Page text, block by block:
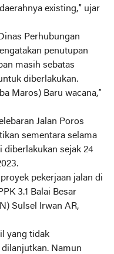
existing,” ujar
Perhubungan
penutupan
masih sebatas
diberlakukan.
Maros) Baru wacana,”
Jalan Poros
sementara selama
diberlakukan sejak 24
pekerjaan jalan di
3.1 Balai Besar
Sulsel Irwan AR,
yang tidak
Namun